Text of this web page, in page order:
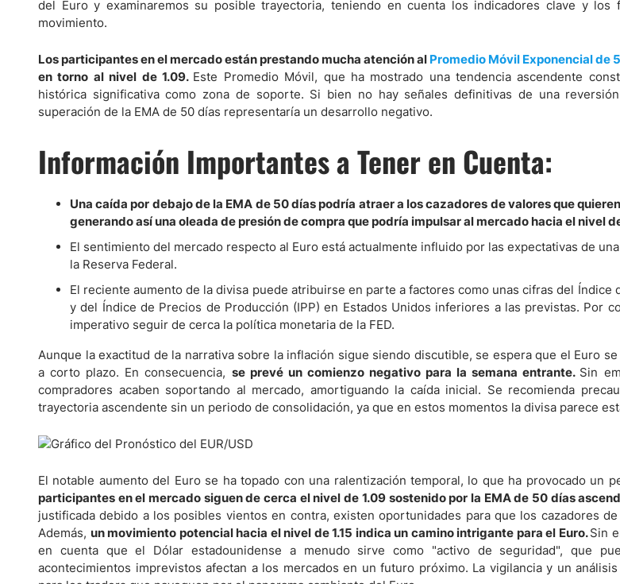
Paraguay
Panama
Latinoamérica
Bolivia
Estados Unidos
Nasdaq 100
Acciones
Nvidia (NVDA)
Mercado Libre (MELI)
del Euro y examinaremos su posible trayectoria, teniendo en cuenta los indicadores clave y los
movimiento.
Los participantes en el mercado están prestando mucha atención al Promedio Móvil Exponencial de
en torno al nivel de 1.09. Este Promedio Móvil, que ha mostrado una tendencia ascendente
histórica significativa como zona de soporte. Si bien no hay señales definitivas de una
superación de la EMA de 50 días representaría un desarrollo negativo.
Información Importantes a Tener en Cuenta:
Una caída por debajo de la EMA de 50 días podría atraer a los cazadores de valores que
generando así una oleada de presión de compra que podría impulsar al mercado hacia el nivel
El sentimiento del mercado respecto al Euro está actualmente influido por las expectativas de
la Reserva Federal.
El reciente aumento de la divisa puede atribuirse en parte a factores como unas cifras del Índice
y del Índice de Precios de Producción (IPP) en Estados Unidos inferiores a las previstas. Por
imperativo seguir de cerca la política monetaria de la FED.
Aunque la exactitud de la narrativa sobre la inflación sigue siendo discutible, se espera que el Euro
a corto plazo. En consecuencia, se prevé un comienzo negativo para la semana entrante. Sin
compradores acaben soportando al mercado, amortiguando la caída inicial. Se recomienda
trayectoria ascendente sin un periodo de consolidación, ya que en estos momentos la divisa parece
El notable aumento del Euro se ha topado con una ralentización temporal, lo que ha provocado un
participantes en el mercado siguen de cerca el nivel de 1.09 sostenido por la EMA de 50 días
justificada debido a los posibles vientos en contra, existen oportunidades para que los cazadores
Además, un movimiento potencial hacia el nivel de 1.15 indica un camino intrigante para el Euro.Sin
en cuenta que el Dólar estadounidense a menudo sirve como "activo de seguridad", que
acontecimientos imprevistos afectan a los mercados en un futuro próximo. La vigilancia y un